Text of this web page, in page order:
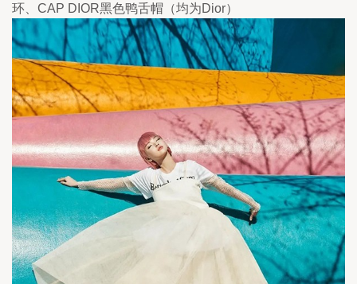
环、CAP DIOR黑色鸭舌帽（均为Dior）